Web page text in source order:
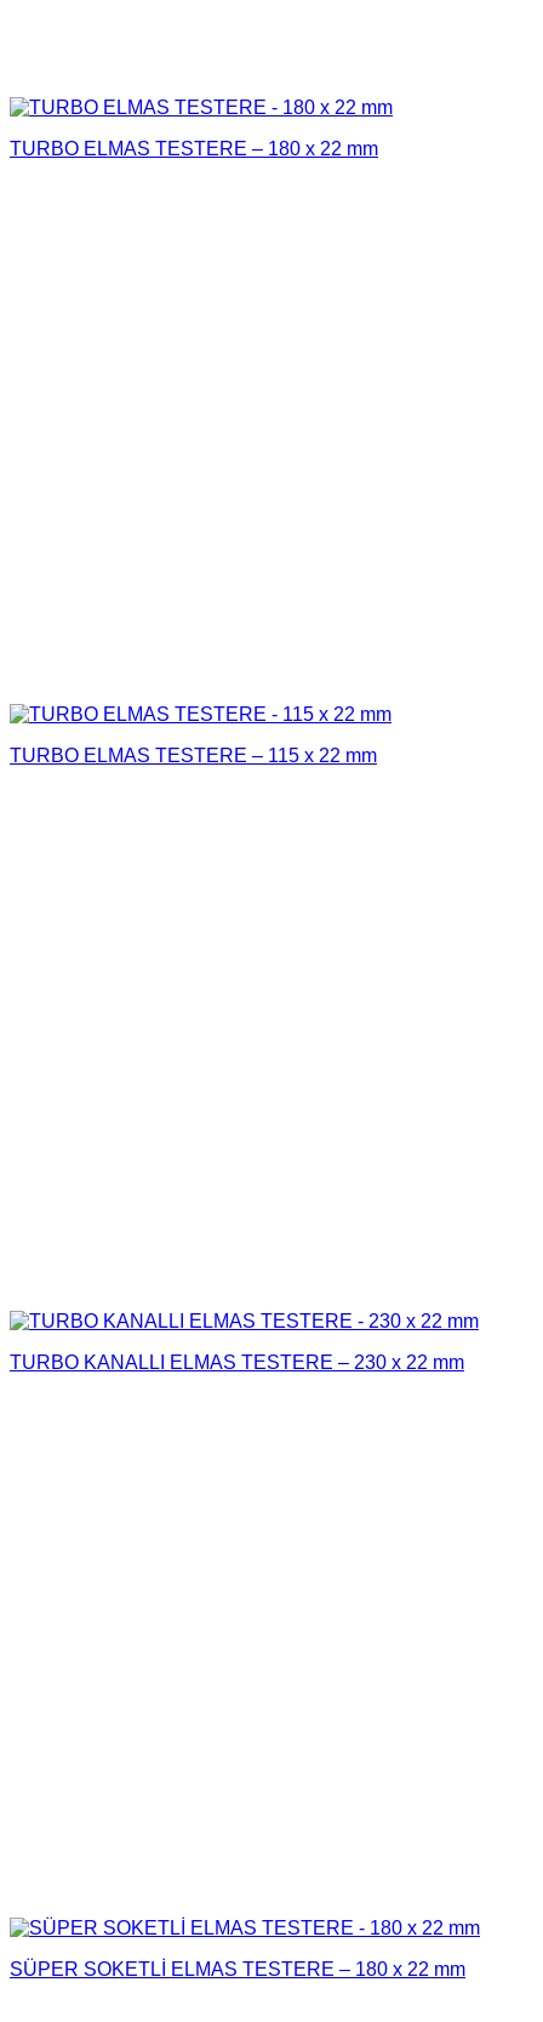
TURBO ELMAS TESTERE – 180 x 22 mm
TURBO ELMAS TESTERE – 115 x 22 mm
TURBO KANALLI ELMAS TESTERE – 230 x 22 mm
SÜPER SOKETLİ ELMAS TESTERE – 180 x 22 mm